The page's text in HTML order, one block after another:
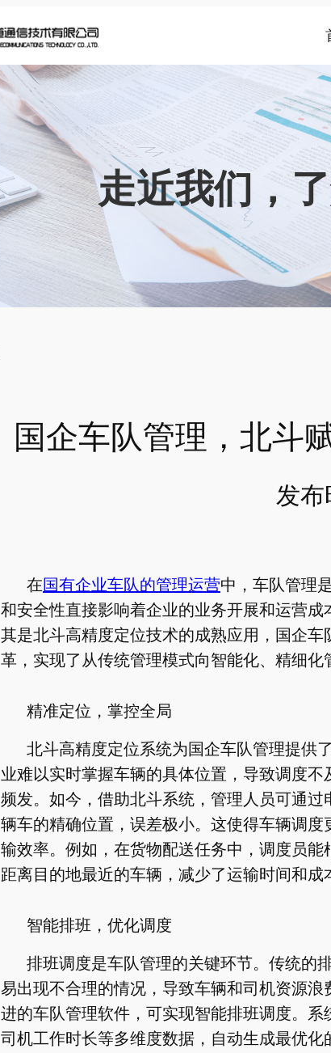
走近我们，
国企车队管理，北斗
发布
在国有企业车队的管理运营中，车队管理
和安全性直接影响着企业的业务开展和运营
其是北斗高精度定位技术的成熟应用，国企
革，实现了从传统管理模式向智能化、精细化
精准定位，掌控全局
北斗高精度定位系统为国企车队管理提供
业难以实时掌握车辆的具体位置，导致调度
频发。如今，借助北斗系统，管理人员可通
辆车的精确位置，误差极小。这使得车辆调
输效率。例如，在货物配送任务中，调度员
距离目的地最近的车辆，减少了运输时间和成
智能排班，优化调度
排班调度是车队管理的关键环节。传统的
易出现不合理的情况，导致车辆和司机资源
进的车队管理软件，可实现智能排班调度。系
司机工作时长等多维度数据，自动生成最优